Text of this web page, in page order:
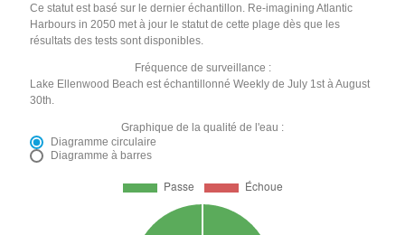
Ce statut est basé sur le dernier échantillon. Re-imagining Atlantic
Harbours in 2050 met à jour le statut de cette plage dès que les
résultats des tests sont disponibles.
Fréquence de surveillance :
Lake Ellenwood Beach est échantillonné Weekly de July 1st à August
30th.
Graphique de la qualité de l'eau :
Diagramme circulaire
Diagramme à barres